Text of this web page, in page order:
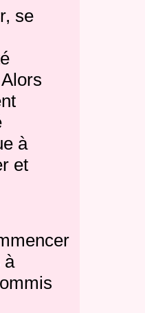
se
Alors
à
et
à